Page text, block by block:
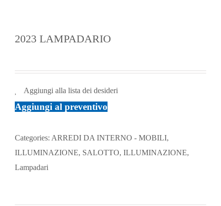
2023 LAMPADARIO
Aggiungi alla lista dei desideri
Aggiungi al preventivo
Categories: ARREDI DA INTERNO - MOBILI,
ILLUMINAZIONE, SALOTTO, ILLUMINAZIONE,
Lampadari